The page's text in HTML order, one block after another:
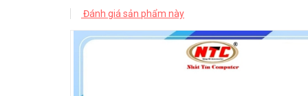
Đánh giá sản phẩm này